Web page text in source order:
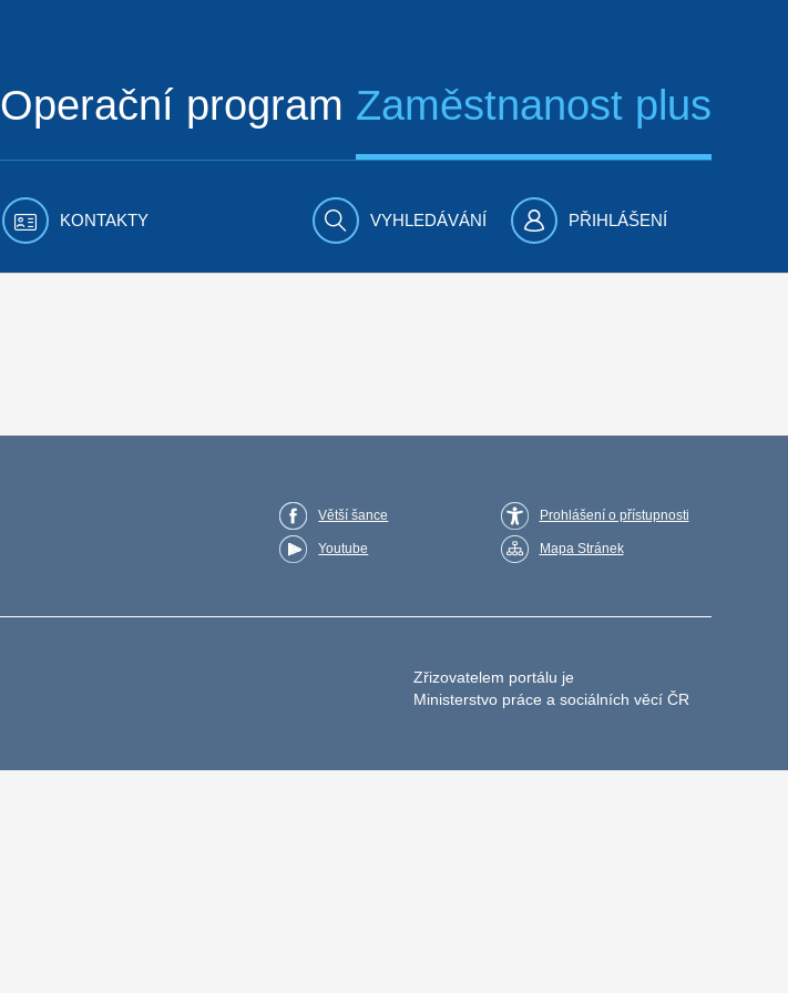
Operační program Zaměstnanost plus
KONTAKTY VYHLEDÁVÁNÍ PŘIHLÁŠENÍ
Větší šance
Youtube
Prohlášení o přístupnosti
Mapa Stránek
Zřizovatelem portálu je
Ministerstvo práce a sociálních věcí ČR